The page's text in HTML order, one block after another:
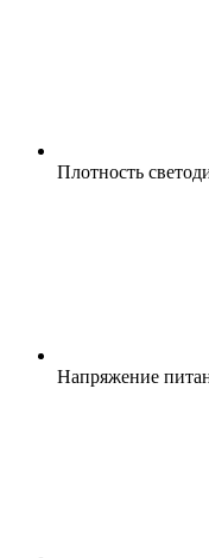
Плотность
Напряжение